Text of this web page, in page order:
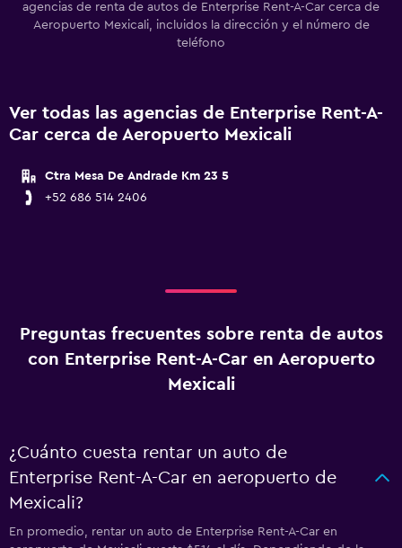
agencias de renta de autos de Enterprise Rent-A-Car cerca de
Aeropuerto Mexicali, incluidos la dirección y el número de
teléfono
Ver todas las agencias de Enterprise Rent-A-
Car cerca de Aeropuerto Mexicali
Ctra Mesa De Andrade Km 23 5
+52 686 514 2406
Preguntas frecuentes sobre renta de autos
con Enterprise Rent-A-Car en Aeropuerto
Mexicali
¿Cuánto cuesta rentar un auto de
Enterprise Rent-A-Car en aeropuerto de
Mexicali?
En promedio, rentar un auto de Enterprise Rent-A-Car en